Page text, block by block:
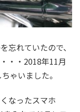
忘れていたので、
・・2018年11月
ゃいました。
なったスマホ